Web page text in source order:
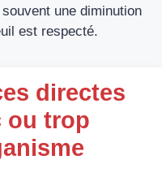
une diminution
est respecté.
directes
ou trop